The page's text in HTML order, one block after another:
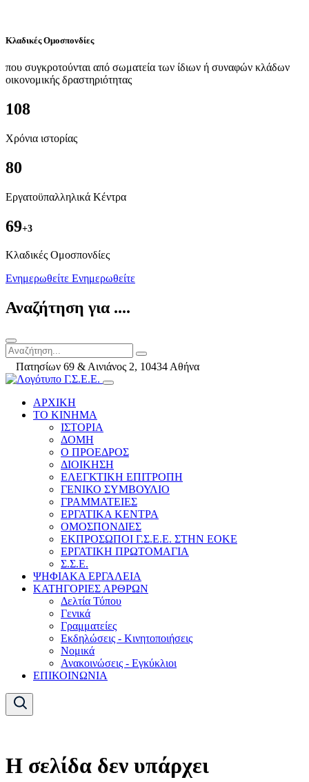
Κλαδικές Ομοσπονδίες
που συγκροτούνται από σωματεία των ίδιων ή συναφών κλάδων
οικονομικής δραστηριότητας
108
Χρόνια ιστορίας
80
Εργατοϋπαλληλικά Κέντρα
69+3
Kλαδικές Ομοσπονδίες
Ενημερωθείτε Ενημερωθείτε
Αναζήτηση για ....
Πατησίων 69 & Αινιάνος 2, 10434 Αθήνα
ΑΡΧΙΚΗ
ΤΟ ΚΙΝΗΜΑ
ΙΣΤΟΡΙΑ
ΔΟΜΗ
Ο ΠΡΟΕΔΡΟΣ
ΔΙΟΙΚΗΣΗ
ΕΛΕΓΚΤΙΚΗ ΕΠΙΤΡΟΠΗ
ΓΕΝΙΚΟ ΣΥΜΒΟΥΛΙΟ
ΓΡΑΜΜΑΤΕΙΕΣ
ΕΡΓΑΤΙΚΑ ΚΕΝΤΡΑ
ΟΜΟΣΠΟΝΔΙΕΣ
ΕΚΠΡΟΣΩΠΟΙ Γ.Σ.Ε.Ε. ΣΤΗΝ ΕΟΚΕ
ΕΡΓΑΤΙΚΗ ΠΡΩΤΟΜΑΓΙΑ
Σ.Σ.Ε.
ΨΗΦΙΑΚΑ ΕΡΓΑΛΕΙΑ
ΚΑΤΗΓΟΡΙΕΣ ΑΡΘΡΩΝ
Δελτία Τύπου
Γενικά
Γραμματείες
Εκδηλώσεις - Κινητοποιήσεις
Νομικά
Ανακοινώσεις - Εγκύκλιοι
ΕΠΙΚΟΙΝΩΝΙΑ
Η σελίδα δεν υπάρχει